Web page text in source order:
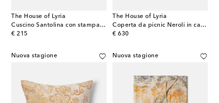
The House of Lyria
Cuscino Santolina con stampa floreale
€ 215
original price
The House of Lyria
Coperta da picnic Neroli in canvas di lino
€ 630
original price
Nuova stagione Nuova stagione